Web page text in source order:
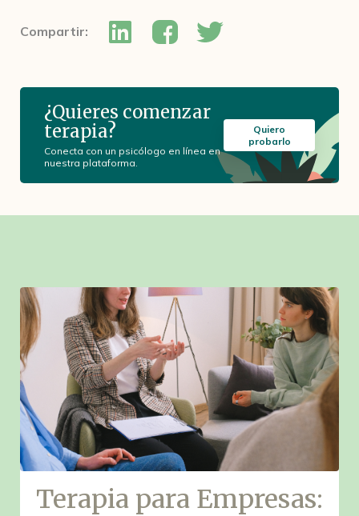
Compartir:
¿Quieres comenzar
terapia?
Conecta con un psicólogo en línea en
nuestra plataforma.
Quiero
probarlo
Terapia para Empresas: